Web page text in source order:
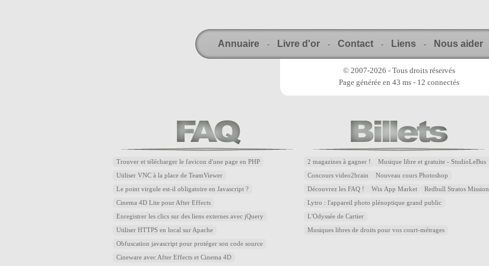
Annuaire - Livre d'or - Contact - Liens - Nous aider
© 2007-2026 - Tous droits réservés
Page générée en 43 ms - 12 connectés
Trouver et télécharger le favicon d'une page en PHP
Utiliser VNC à la place de TeamViewer
Le point virgule est-il obligatoire en Javascript ?
Cinema 4D Lite pour After Effects
Enregistrer les clics sur des liens externes avec jQuery
Utiliser HTTPS en local sur Apache
Obfuscation javascript pour protéger son code source
Cineware avec After Effects et Cinema 4D
2 magazines à gagner ! Musique libre et gratuite - StudioLeBus
Concours video2brain Nouveau cours Photoshop
Découvrez les FAQ ! Wix App Market Redbull Stratos Mission
Lytro : l'appareil photo plénoptique grand public
L'Odyssée de Cartier
Musiques libres de droits pour vos court-métrages